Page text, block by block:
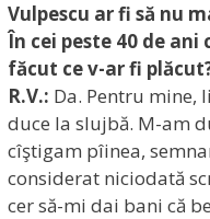
Vulpescu ar fi să nu
În cei peste 40 de ani
făcut ce v-ar fi
R.V.: Da. Pentru mine,
duce la slujbă. M-am
cîştigam pîinea,
considerat niciodată
cer să-mi dai bani că